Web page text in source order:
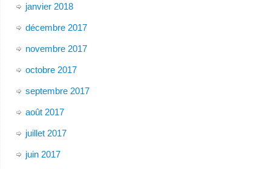
janvier 2018
décembre 2017
novembre 2017
octobre 2017
septembre 2017
août 2017
juillet 2017
juin 2017